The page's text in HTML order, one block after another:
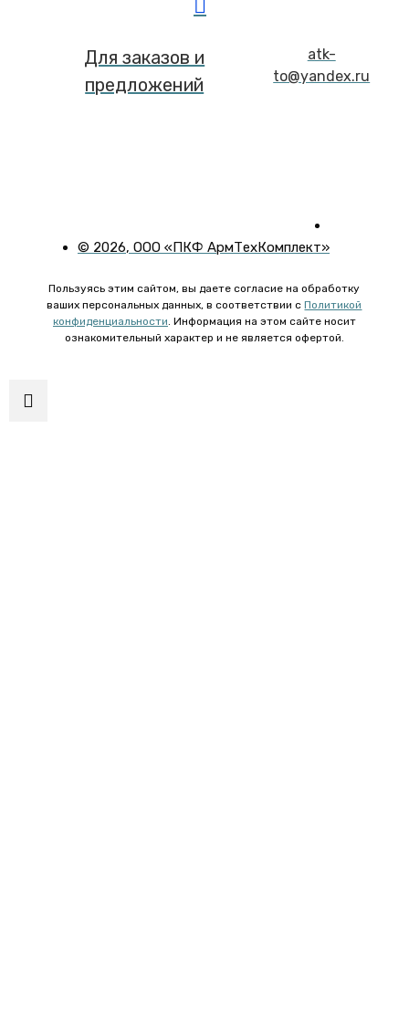
Для заказов и
предложений
atk-
to@yandex.ru
© 2026, ООО «ПКФ АрмТехКомплект»
Пользуясь этим сайтом, вы даете согласие на обработку
ваших персональных данных, в соответствии сПолитикой
конфиденциальности. Информация на этом сайте носит
ознакомительный характер и не является офертой.